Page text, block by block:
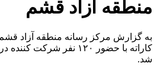
منطقه آزاد قشم
به گزارش مرکز رسانه منطقه آزاد
کاراته با حضور ۱۲۰ نفر
شد.